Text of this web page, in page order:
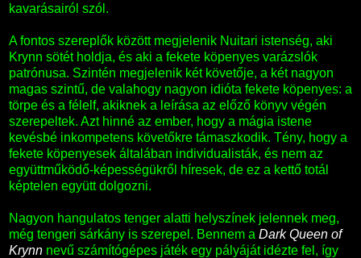
kavarásairól szól.
A fontos szereplők között megjelenik Nuitari istenség, aki
Krynn sötét holdja, és aki a fekete köpenyes varázslók
patrónusa. Szintén megjelenik két követője, a két nagyon
magas szintű, de valahogy nagyon idióta fekete köpenyes: a
törpe és a félelf, akiknek a leírása az előző könyv végén
szerepeltek. Azt hinné az ember, hogy a mágia istene
kevésbé inkompetens követőkre támaszkodik. Tény, hogy a
fekete köpenyesek általában individualisták, és nem az
együttműködő-képességükről híresek, de ez a kettő totál
képtelen együtt dolgozni.
Nagyon hangulatos tenger alatti helyszínek jelennek meg,
még tengeri sárkány is szerepel. Bennem a Dark Queen of
Krynn nevű számítógépes játék egy pályáját idézte fel, így